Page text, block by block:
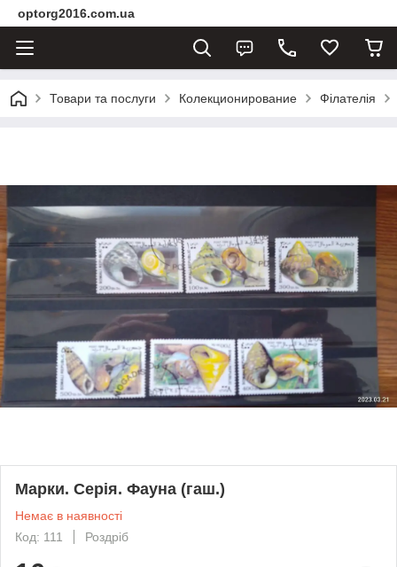
optorg2016.com.ua
Товари та послуги Колекционирование Філателія
Марки. Серія. Фауна (гаш.)
Немає в наявності
Код: 111
Роздріб